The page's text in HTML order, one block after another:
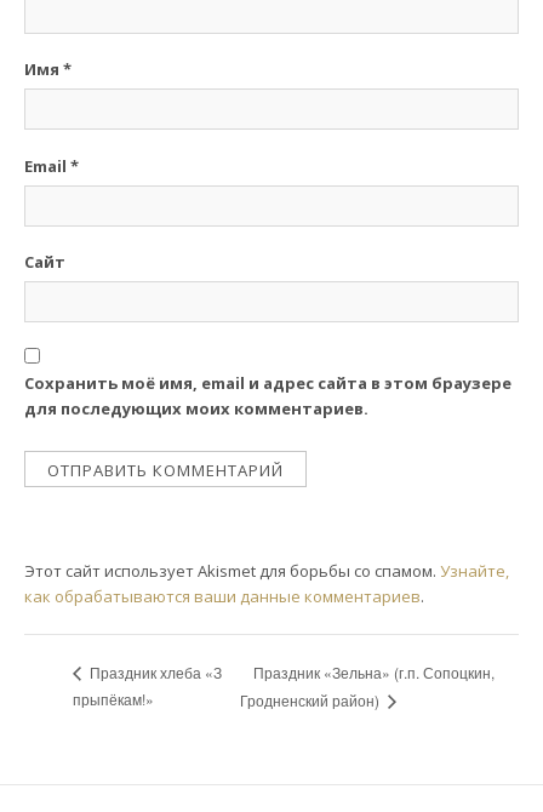
Имя *
Email *
Сайт
Сохранить моё имя, email и адрес сайта в этом браузере
для последующих моих комментариев.
Этот сайт использует Akismet для борьбы со спамом. Узнайте,
как обрабатываются ваши данные комментариев.
Праздник хлеба «З
прыпёкам!»
Праздник «Зельна» (г.п. Сопоцкин,
Гродненский район)